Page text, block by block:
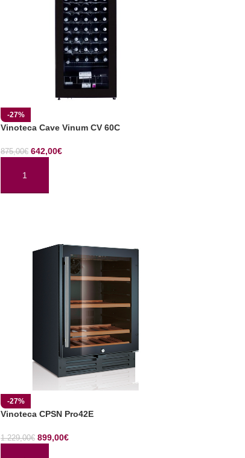
-27%
Vinoteca Cave Vinum CV 60C
875,00€ 642,00€
AÑADIR AL CARRITO
-27%
Vinoteca CPSN Pro42E
1.229,00€ 899,00€